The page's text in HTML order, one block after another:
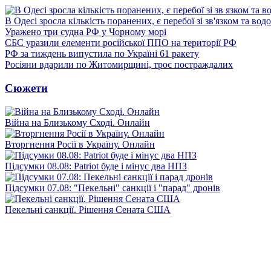
В Одесі зросла кількість поранених, є перебої зі зв'язком та
Уражено три судна РФ у Чорному морі
СБС уразили елементи російської ППО на території РФ
РФ за тиждень випустила по Україні 61 ракету
Росіяни вдарили по Житомирщині, троє постраждалих
Сюжети
Війна на Близькому Сході. Онлайн
Вторгнення Росії в Україну. Онлайн
Підсумки 08.08: Patriot буде і мінус два НПЗ
Підсумки 07.08: "Пекельні" санкції і "парад" дронів
Пекельні санкції. Рішення Сената США